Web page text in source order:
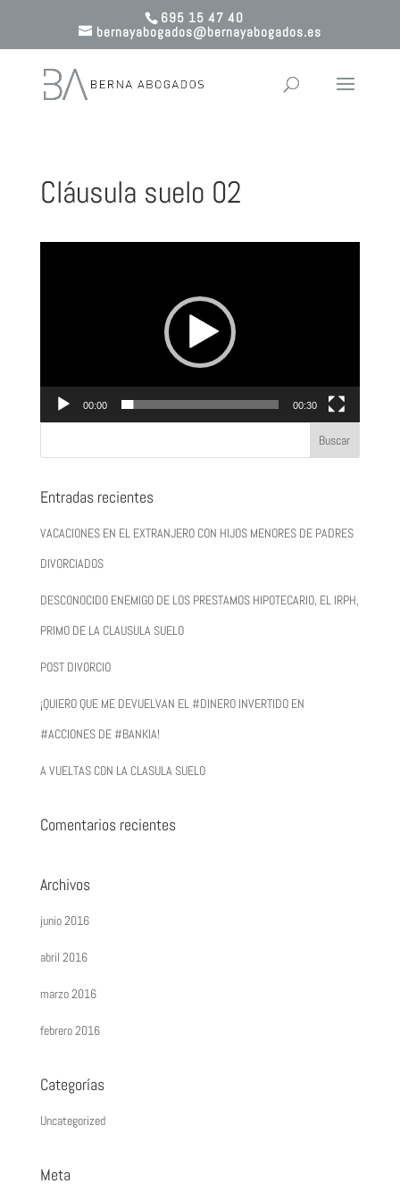
695 15 47 40
bernayabogados@bernayabogados.es
Cláusula suelo 02
00:00 00:30
Entradas recientes
VACACIONES EN EL EXTRANJERO CON HIJOS MENORES DE PADRES
DIVORCIADOS
DESCONOCIDO ENEMIGO DE LOS PRESTAMOS HIPOTECARIO, EL IRPH,
PRIMO DE LA CLAUSULA SUELO
POST DIVORCIO
¡QUIERO QUE ME DEVUELVAN EL #DINERO INVERTIDO EN
#ACCIONES DE #BANKIA!
A VUELTAS CON LA CLASULA SUELO
Comentarios recientes
Archivos
junio 2016
abril 2016
marzo 2016
febrero 2016
Categorías
Uncategorized
Meta